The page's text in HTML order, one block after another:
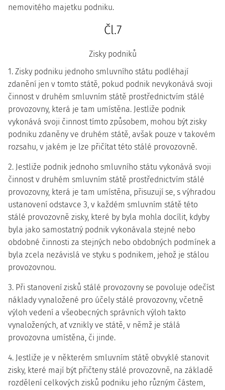
nemovitého majetku podniku.
Čl.7
Zisky podniků
1. Zisky podniku jednoho smluvního státu podléhají
zdanění jen v tomto státě, pokud podnik nevykonává svoji
činnost v druhém smluvním státě prostřednictvím stálé
provozovny, která je tam umístěna. Jestliže podnik
vykonává svoji činnost tímto způsobem, mohou být zisky
podniku zdaněny ve druhém státě, avšak pouze v takovém
rozsahu, v jakém je lze přičítat této stálé provozovně.
2. Jestliže podnik jednoho smluvního státu vykonává svoji
činnost v druhém smluvním státě prostřednictvím stálé
provozovny, která je tam umístěna, přisuzují se, s výhradou
ustanovení odstavce 3, v každém smluvním státě této
stálé provozovně zisky, které by byla mohla docílit, kdyby
byla jako samostatný podnik vykonávala stejné nebo
obdobné činnosti za stejných nebo obdobných podmínek a
byla zcela nezávislá ve styku s podnikem, jehož je stálou
provozovnou.
3. Při stanovení zisků stálé provozovny se povoluje odečíst
náklady vynaložené pro účely stálé provozovny, včetně
výloh vedení a všeobecných správních výloh takto
vynaložených, ať vznikly ve státě, v němž je stálá
provozovna umístěna, či jinde.
4. Jestliže je v některém smluvním státě obvyklé stanovit
zisky, které mají být přičteny stálé provozovně, na základě
rozdělení celkových zisků podniku jeho různým částem,